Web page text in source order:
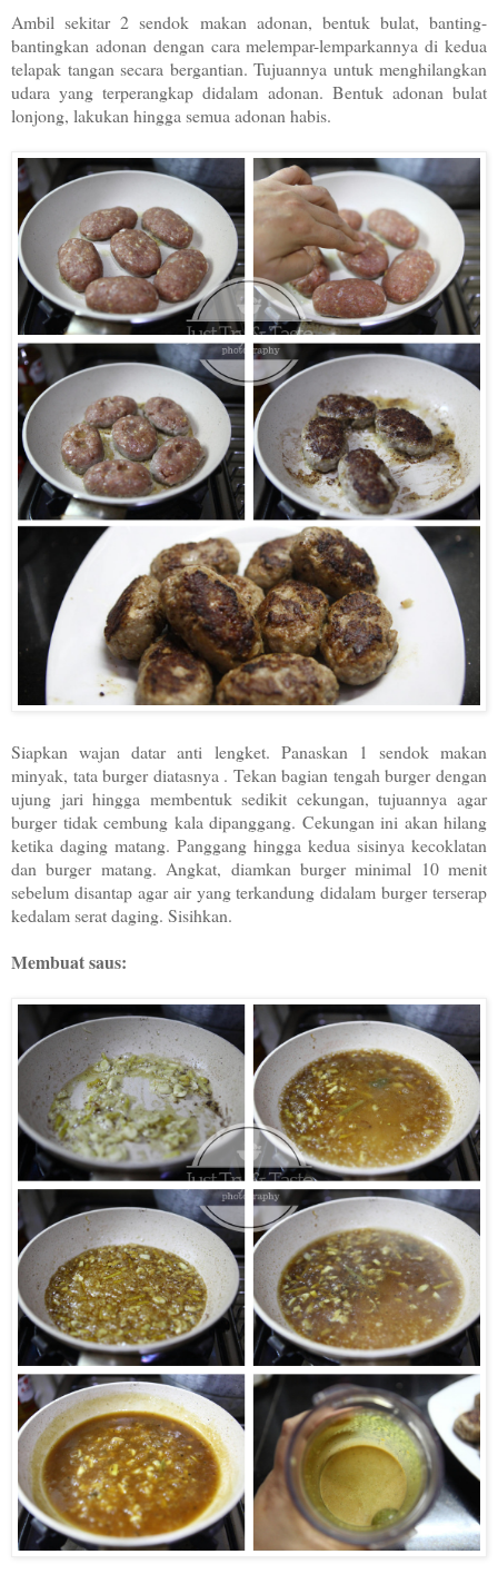
Ambil sekitar 2 sendok makan adonan, bentuk bulat, banting-
bantingkan adonan dengan cara melempar-lemparkannya di kedua
telapak tangan secara bergantian. Tujuannya untuk menghilangkan
udara yang terperangkap didalam adonan. Bentuk adonan bulat
lonjong, lakukan hingga semua adonan habis.
Siapkan wajan datar anti lengket. Panaskan 1 sendok makan
minyak, tata burger diatasnya . Tekan bagian tengah burger dengan
ujung jari hingga membentuk sedikit cekungan, tujuannya agar
burger tidak cembung kala dipanggang. Cekungan ini akan hilang
ketika daging matang. Panggang hingga kedua sisinya kecoklatan
dan burger matang. Angkat, diamkan burger minimal 10 menit
sebelum disantap agar air yang terkandung didalam burger terserap
kedalam serat daging. Sisihkan.
Membuat saus: